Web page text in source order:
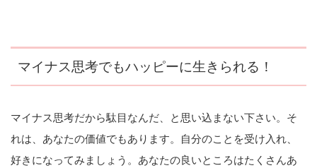
マイナス思考でもハッピーに生きられる！
マイナス思考だから駄目なんだ、と思い込まない下さい。そ
れは、あなたの価値でもあります。自分のことを受け入れ、
好きになってみましょう。あなたの良いところはたくさんあ